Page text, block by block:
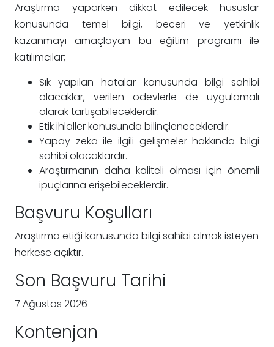
Araştırma yaparken dikkat edilecek hususlar
konusunda temel bilgi, beceri ve yetkinlik
kazanmayı amaçlayan bu eğitim programı ile
katılımcılar;
Sık yapılan hatalar konusunda bilgi sahibi
olacaklar, verilen ödevlerle de uygulamalı
olarak tartışabileceklerdir.
Etik ihlaller konusunda bilinçleneceklerdir.
Yapay zeka ile ilgili gelişmeler hakkında bilgi
sahibi olacaklardır.
Araştırmanın daha kaliteli olması için önemli
ipuçlarına erişebileceklerdir.
Başvuru Koşulları
Araştırma etiği konusunda bilgi sahibi olmak isteyen
herkese açıktır.
Son Başvuru Tarihi
7 Ağustos 2026
Kontenjan